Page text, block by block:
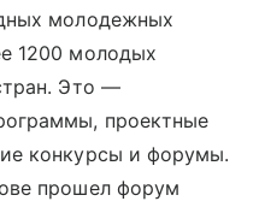
молодежных
1200 молодых
Это —
проектные
конкурсы и форумы.
прошел форум